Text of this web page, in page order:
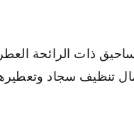
ذات الرائحة
تنظيف سجاد